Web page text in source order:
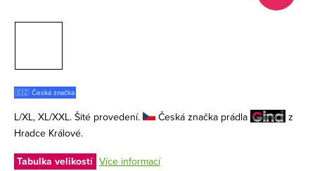
🇨🇿 Česká značka
L/XL, XL/XXL. Šité provedení. Česká značka prádla
z
Hradce Králové.
Tabulka velikostí Více informací